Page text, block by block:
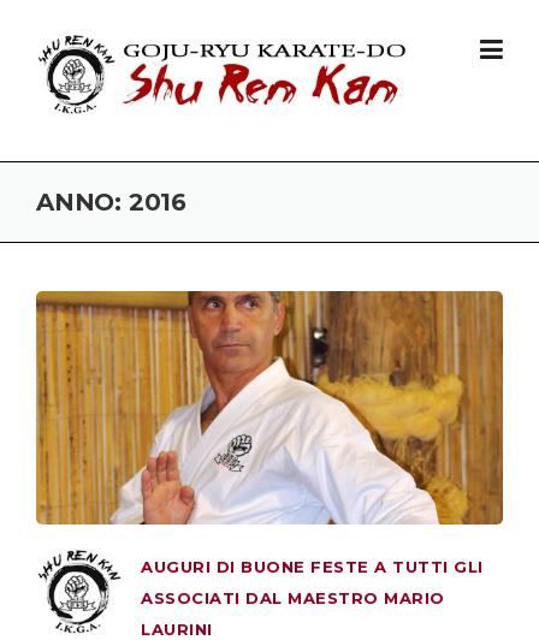
ANNO: 2016
AUGURI DI BUONE FESTE A TUTTI GLI
ASSOCIATI DAL MAESTRO MARIO
LAURINI